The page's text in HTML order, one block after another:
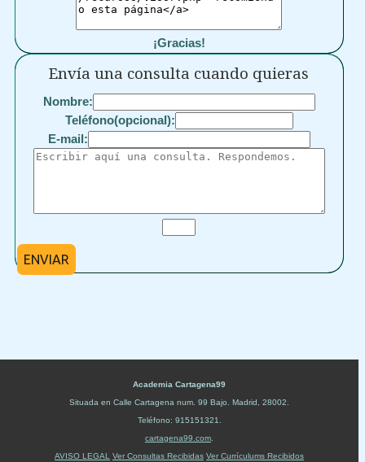
¡Gracias!
Envía una consulta cuando quieras
Nombre:
Teléfono(opcional):
E-mail:
ENVIAR
Academia Cartagena99
Situada en Calle Cartagena num. 99 Bajo Madrid 28002
Teléfono: 915151321
cartagena99.com
AVISO LEGAL
Ver Consultas Recibidas Ver Currículums Recibidos